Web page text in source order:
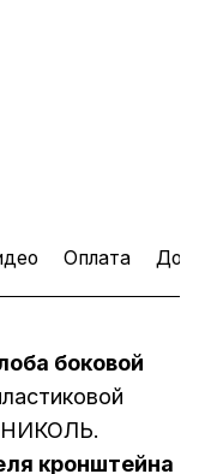
Оплата
боковой
кронштейна